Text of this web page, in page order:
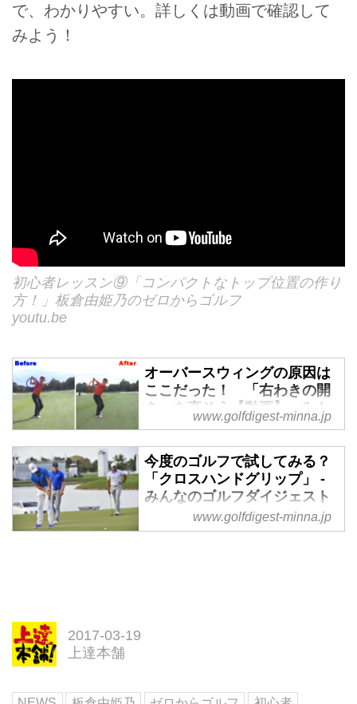
で、わかりやすい。詳しくは動画で確認して
みよう！
初心者レッスン⑨「コンパクトなトップ位置の作り
方！」板倉由姫乃のゼロからゴルフ
youtu.be
オーバースウィングの原因は
ここだった！ 「右わきの開
き」を直そう【動画】 - みん
なのゴルフダイジェスト
木村友栄プロが、アマチュアゴル
ファーのお悩みをワンポイントで
わかりやすくレッスンしてくれる
企画。今回はアイアンショットを
安定させたいゴルファーの登場で
www.golfdigest-minna.jp
今度のゴルフで試してみる？
「クロスハンドグリップ」 -
みんなのゴルフダイジェスト
トッププロも採用しているパット
www.golfdigest-minna.jp
2017-03-19
上達本舗